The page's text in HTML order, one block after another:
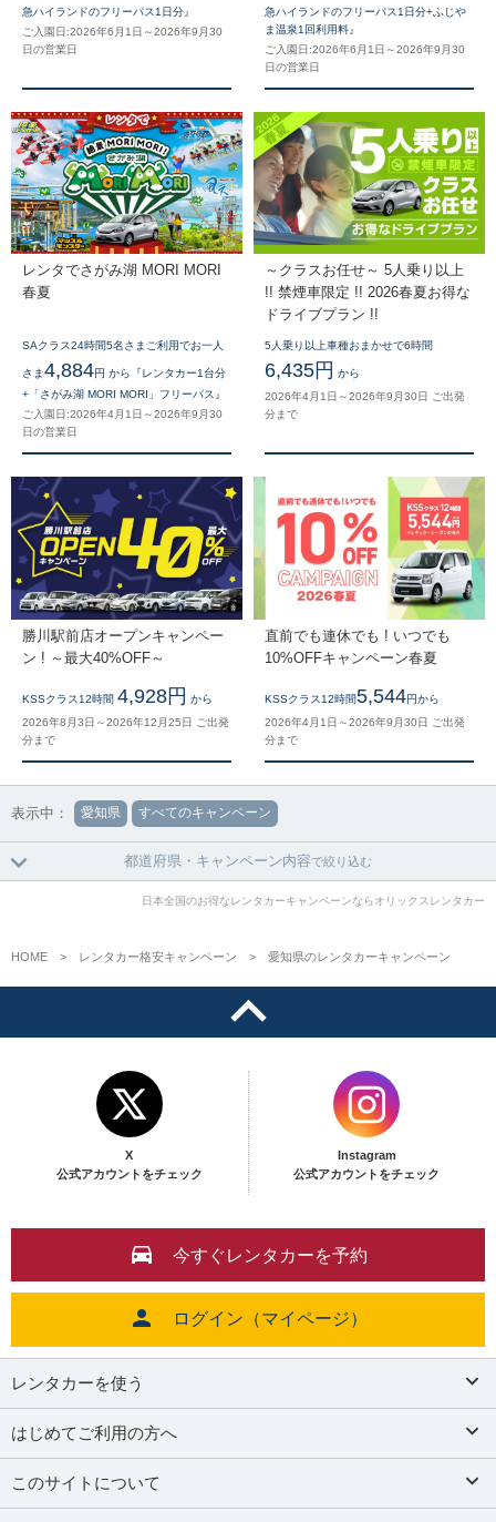
急ハイランドのフリーパス1日分』
ご入園日:2026年6月1日～2026年9月30
日の営業日
急ハイランドのフリーパス1日分+ふじや
ま温泉1回利用料』
ご入園日:2026年6月1日～2026年9月30
日の営業日
レンタでさがみ湖 MORI MORI
春夏
SAクラス24時間5名さまご利用でお一人
さま4,884円 から『レンタカー1台分
+「さがみ湖 MORI MORI」フリーパス』
ご入園日:2026年4月1日～2026年9月30
日の営業日
～クラスお任せ～ 5人乗り以上
!! 禁煙車限定 !! 2026春夏お得な
ドライブプラン !!
5人乗り以上車種おまかせで6時間
6,435円 から
2026年4月1日～2026年9月30日 ご出発
分まで
勝川駅前店オープンキャンペー
ン ! ～最大40%OFF～
KSSクラス12時間 4,928円 から
2026年8月3日～2026年12月25日 ご出発
分まで
直前でも連休でも ! いつでも
10%OFFキャンペーン春夏
KSSクラス12時間5,544円から
2026年4月1日～2026年9月30日 ご出発
分まで
表示中： 愛知県 すべてのキャンペーン
都道府県・キャンペーン内容で絞り込む
日本全国のお得なレンタカーキャンペーンならオリックスレンタカー
HOME レンタカー格安キャンペーン 愛知県のレンタカーキャンペーン
X
公式アカウントをチェック
Instagram
公式アカウントをチェック
今すぐレンタカーを予約
ログイン（マイページ）
レンタカーを使う
はじめてご利用の方へ
このサイトについて